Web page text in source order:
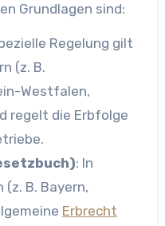
Grundlagen sind:
Regelung gilt
(z. B.
Westfalen,
regelt die Erbfolge
: In
B. Bayern,
Erbrecht